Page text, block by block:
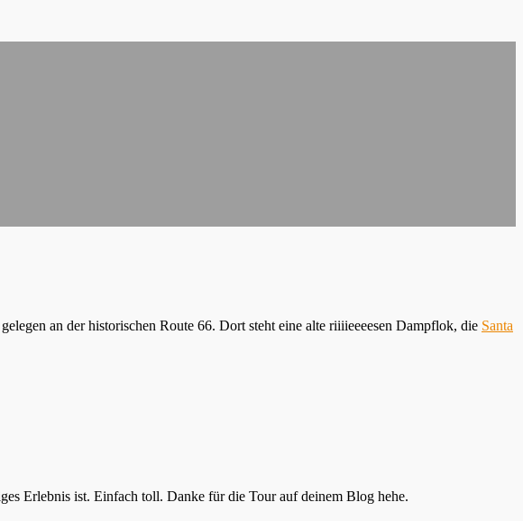
gelegen an der historischen Route 66. Dort steht eine alte riiiieeeesen Dampflok, die Santa
Erlebnis ist. Einfach toll. Danke für die Tour auf deinem Blog hehe.